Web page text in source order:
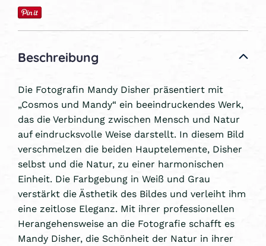
Beschreibung
Die Fotografin Mandy Disher präsentiert mit
„Cosmos und Mandy“ ein beeindruckendes Werk,
das die Verbindung zwischen Mensch und Natur
auf eindrucksvolle Weise darstellt. In diesem Bild
verschmelzen die beiden Hauptelemente, Disher
selbst und die Natur, zu einer harmonischen
Einheit. Die Farbgebung in Weiß und Grau
verstärkt die Ästhetik des Bildes und verleiht ihm
eine zeitlose Eleganz. Mit ihrer professionellen
Herangehensweise an die Fotografie schafft es
Mandy Disher, die Schönheit der Natur in ihrer